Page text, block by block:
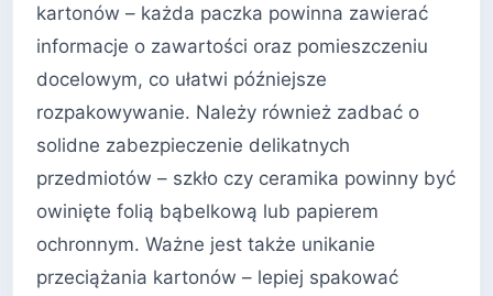
kartonów – każda paczka powinna zawierać
informacje o zawartości oraz pomieszczeniu
docelowym, co ułatwi późniejsze
rozpakowywanie. Należy również zadbać o
solidne zabezpieczenie delikatnych
przedmiotów – szkło czy ceramika powinny być
owinięte folią bąbelkową lub papierem
ochronnym. Ważne jest także unikanie
przeciążania kartonów – lepiej spakować